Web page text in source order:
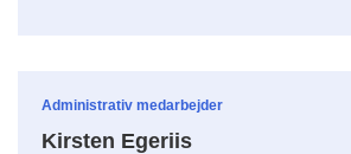
Administrativ medarbejder
Kirsten Egeriis